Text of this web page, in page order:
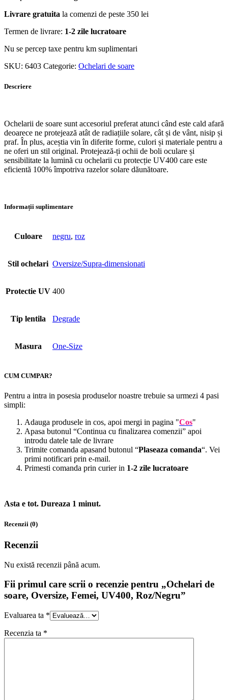
Livrare gratuita la comenzi de peste 350 lei
Termen de livrare: 1-2 zile lucratoare
Nu se percep taxe pentru km suplimentari
SKU: 6403 Categorie: Ochelari de soare
Descriere
Ochelarii de soare sunt accesoriul preferat atunci când este cald afară
deoarece ne protejează atât de radiațiile solare, cât și de vânt, nisip și
praf. În plus, aceștia vin în diferite forme, culori și materiale pentru a
ne oferi un stil original. Protejează-ți ochii de boli oculare și
sensibilitate la lumină cu ochelarii cu protecție UV400 care este
eficientă 100% împotriva razelor solare dăunătoare.
Informații suplimentare
Culoare negru, roz
Stil ochelari Oversize/Supra-dimensionati
Protectie UV 400
Tip lentila Degrade
Masura One-Size
CUM CUMPAR?
Pentru a intra in posesia produselor noastre trebuie sa urmezi 4 pasi
simpli:
Adauga produsele in cos, apoi mergi in pagina "Cos"
Apasa butonul “Continua cu finalizarea comenzii” apoi
introdu datele tale de livrare
Trimite comanda apasand butonul “Plaseaza comanda“. Vei
primi notificari prin e-mail.
Primesti comanda prin curier in 1-2 zile lucratoare
Asta e tot. Dureaza 1 minut.
Recenzii (0)
Recenzii
Nu există recenzii până acum.
Fii primul care scrii o recenzie pentru „Ochelari de
soare, Oversize, Femei, UV400, Roz/Negru”
Evaluarea ta *
Recenzia ta *